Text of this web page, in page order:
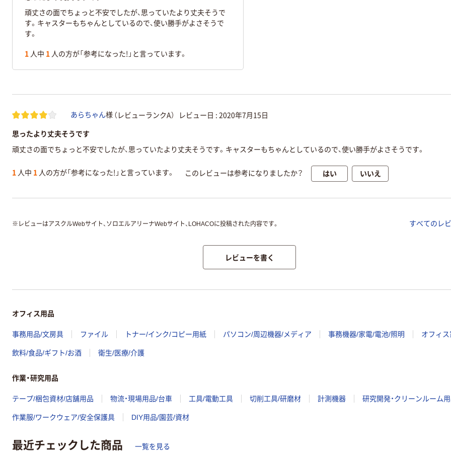
頑丈さの面でちょっと不安でしたが、思っていたより丈夫そうで
す。キャスターもちゃんとしているので、使い勝手がよさそうで
す。
1 人中 1 人の方が「参考になった!」と言っています。
あらちゃん様 （レビューランクA） レビュー日 : 2020年7月15日
思ったより丈夫そうです
頑丈さの面でちょっと不安でしたが、思っていたより丈夫そうです。キャスターもちゃんとしているので、使い勝手がよさそうです。
1 人中 1 人の方が「参考になった!」と言っています。 このレビューは参考になりましたか？ はい いいえ
※ レビューはアスクルWebサイト、ソロエルアリーナWebサイト、LOHACOに投稿された内容です。 すべてのレ
レビューを書く
オフィス用品
事務用品/文房具 ファイル トナー/インク/コピー用紙 パソコン/周辺機器/メディア 事務機器/家電/電池/照明 オフィ
飲料/食品/ギフト/お酒 衛生/医療/介護
作業・研究用品
テープ/梱包資材/店舗用品 物流・現場用品/台車 工具/電動工具 切削工具/研磨材 計測機器 研究開発・クリーンルーム
作業服/ワークウェア/安全保護具 DIY用品/園芸/資材
最近チェックした商品 一覧を見る